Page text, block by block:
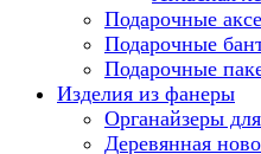
Подарочные
Подарочные
Подарочные
Изделия из фанеры
Органайзеры
Деревянная